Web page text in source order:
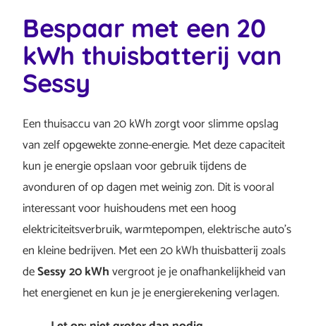
Bespaar met een 20
kWh thuisbatterij van
Sessy
Een thuisaccu van 20 kWh zorgt voor slimme opslag
van zelf opgewekte zonne-energie. Met deze capaciteit
kun je energie opslaan voor gebruik tijdens de
avonduren of op dagen met weinig zon. Dit is vooral
interessant voor huishoudens met een hoog
elektriciteitsverbruik, warmtepompen, elektrische auto’s
en kleine bedrijven. Met een 20 kWh thuisbatterij zoals
deSessy 20 kWhvergroot je je onafhankelijkheid van
het energienet en kun je je energierekening verlagen.